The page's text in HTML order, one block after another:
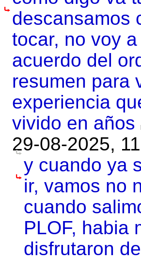
descansamos
tocar, no voy
acuerdo del
resumen para
experiencia
vivido en años
29-08-2025,
y cuando ya
ir, vamos no
cuando
PLOF, habia
disfrutaron